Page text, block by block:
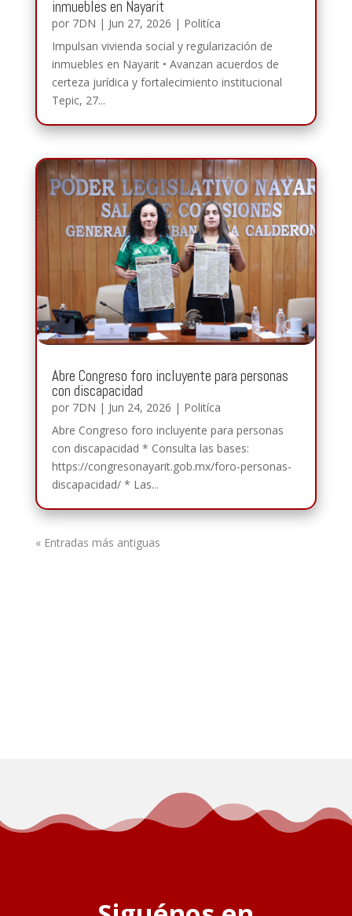
inmuebles en Nayarit
por 7DN | Jun 27, 2026 | Politíca
Impulsan vivienda social y regularización de
inmuebles en Nayarit • Avanzan acuerdos de
certeza jurídica y fortalecimiento institucional
Tepic, 27...
Abre Congreso foro incluyente para personas
con discapacidad
por 7DN | Jun 24, 2026 | Politíca
Abre Congreso foro incluyente para personas
con discapacidad * Consulta las bases:
https://congresonayarit.gob.mx/foro-personas-
discapacidad/ * Las...
« Entradas más antiguas